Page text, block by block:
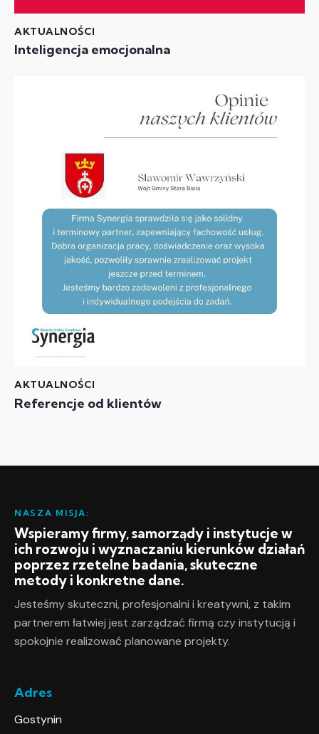
AKTUALNOŚCI
Inteligencja emocjonalna
AKTUALNOŚCI
Referencje od klientów
NASZA MISJA:
Wspieramy firmy, samorządy i instytucje w
ich rozwoju i wyznaczaniu kierunków działań
poprzez rzetelne badania, skuteczne
metody i konkretne dane.
Jesteśmy skuteczni, profesjonalni i kreatywni, z takim
partnerem łatwiej jest zarządzać firmą czy instytucją i
spokojnie realizować planowane projekty.
Adres
Gostynin